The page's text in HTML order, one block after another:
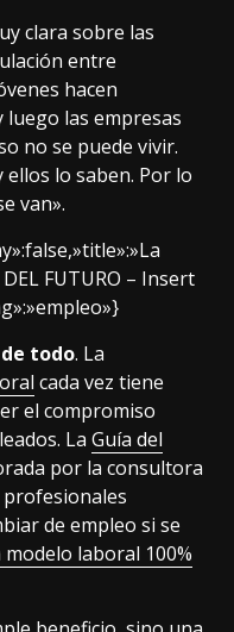
clara sobre las
entre
hacen
las empresas
no se puede vivir.
ellos lo saben. Por lo
van».
DEL FUTURO – Insert
todo. La
cada vez tiene
el compromiso
La Guía del
por la consultora
profesionales
de empleo si se
laboral 100%